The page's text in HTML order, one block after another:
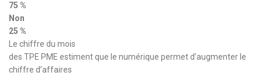
75 %
Non
25 %
Le chiffre du mois
des TPE PME estiment que le numérique permet d’augmenter le
chiffre d’affaires